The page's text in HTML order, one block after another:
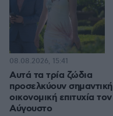
Αυτά τα τρία ζώδια
προσελκύουν σημαντική
οικονομική επιτυχία τον
Αύγουστο
08.08.2026, 15:41